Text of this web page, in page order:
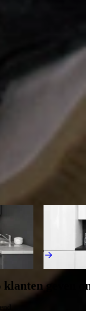
sfeervolle ambiance. Het
een moderne,
ontwerp en de offerte
keuken experts.
Outlet
Outlet
klanten geven